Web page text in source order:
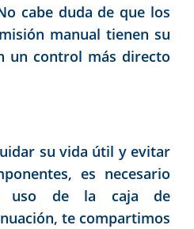
cabe duda de que los
manual tienen su
un control más directo
su vida útil y evitar
es necesario
uso de la caja de
te compartimos